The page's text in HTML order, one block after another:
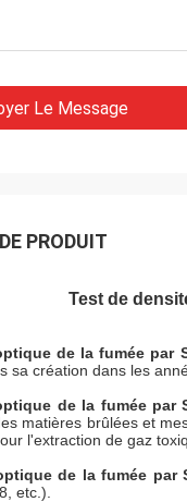
Le Message
PRODUIT
Test de
de la fumée par
sa création dans les
de la fumée par
matières brûlées et
l'extraction de gaz
de la fumée par
etc.).